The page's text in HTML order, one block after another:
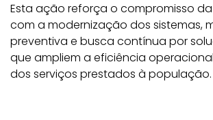
Esta ação reforça o compromisso
com a modernização dos sistemas,
preventiva e busca contínua por
que ampliem a eficiência
dos serviços prestados à população.